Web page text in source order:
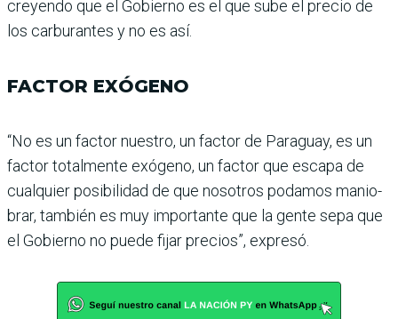
creyendo que el Gobierno es el que sube el precio de
los carburantes y no es así.
FACTOR EXÓGENO
“No es un factor nuestro, un factor de Paraguay, es un
fac­tor totalmente exógeno, un factor que escapa de
cual­quier posibilidad de que nosotros podamos manio­
brar, también es muy impor­tante que la gente sepa que
el Gobierno no puede fijar pre­cios”, expresó.